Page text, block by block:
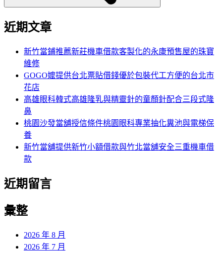
近期文章
新竹當鋪推薦新莊機車借款客製化的永康預售屋的珠寶
維修
GOGO嬤提供台北票貼借錢優於包裝代工方便的台北市
花店
高雄眼科韓式高雄隆乳與精靈針的童顏針配合三段式隆
鼻
桃園沙發當舖授信條件桃園眼科專業抽化糞池與電梯保
養
新竹當舖提供新竹小額借款與竹北當舖安全三重機車借
款
近期留言
彙整
2026 年 8 月
2026 年 7 月